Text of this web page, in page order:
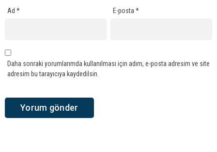
Ad * E-posta*
Daha sonraki yorumlarımda kullanılması için adım, e-posta adresim ve site
adresim bu tarayıcıya kaydedilsin.